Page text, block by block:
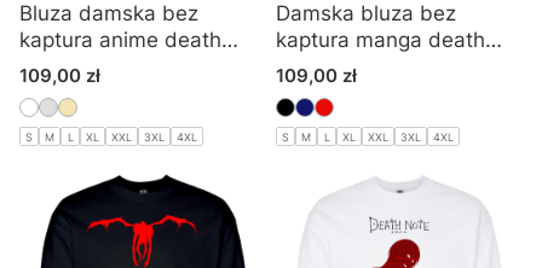
Bluza damska bez
kaptura anime death
note
Cena
109,00 zł
S M L XL XXL 3XL 4XL
Damska bluza bez
kaptura manga death
note
Cena
109,00 zł
S M L XL XXL 3XL 4XL